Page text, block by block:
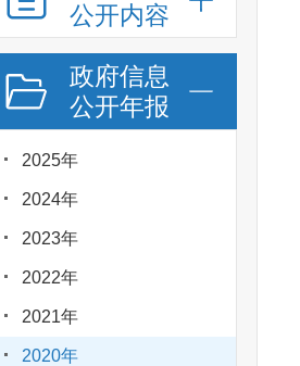
公开内容
政府信息
公开年报
2025年
2024年
2023年
2022年
2021年
2020年